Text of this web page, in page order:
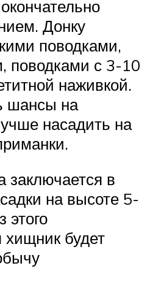
Донку
поводками,
поводками с 3-10
наживкой.
шансы на
насадить на
заключается в
на высоте 5-
этого
хищник будет